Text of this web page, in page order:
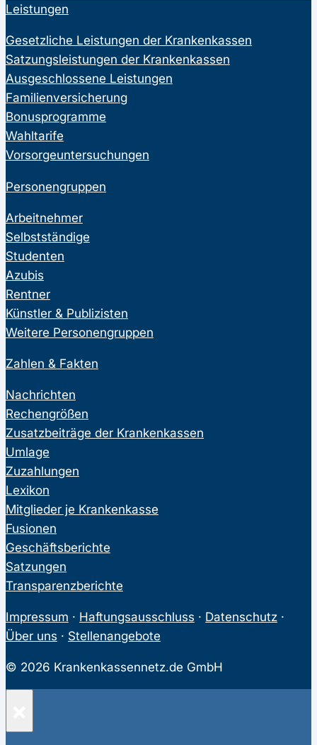
Leistungen
Gesetzliche Leistungen der Krankenkassen
Satzungsleistungen der Krankenkassen
Ausgeschlossene Leistungen
Familienversicherung
Bonusprogramme
Wahltarife
Vorsorgeuntersuchungen
Personengruppen
Arbeitnehmer
Selbstständige
Studenten
Azubis
Rentner
Künstler & Publizisten
Weitere Personengruppen
Zahlen & Fakten
Nachrichten
Rechengrößen
Zusatzbeiträge der Krankenkassen
Umlage
Zuzahlungen
Lexikon
Mitglieder je Krankenkasse
Fusionen
Geschäftsberichte
Satzungen
Transparenzberichte
Impressum · Haftungsausschluss · Datenschutz ·
Über uns · Stellenangebote
© 2026 Krankenkassennetz.de GmbH